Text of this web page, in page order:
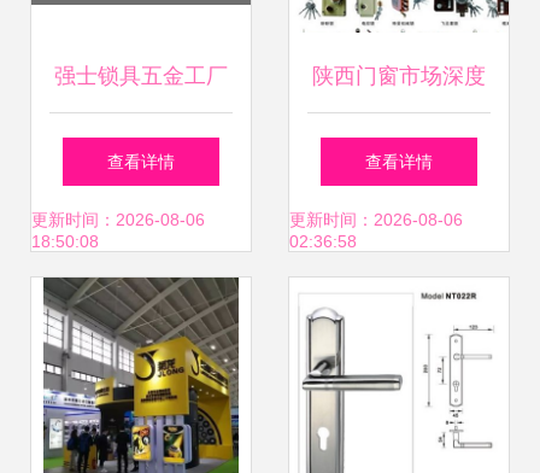
强士锁具五金工厂
直营店——直供品
质与信赖
查看详情
更新时间：2026-08-06
18:50:08
陕西门窗市场深度
解析 商家选择与价
格指南，锁具五金
不可或缺
查看详情
更新时间：2026-08-06
02:36:58